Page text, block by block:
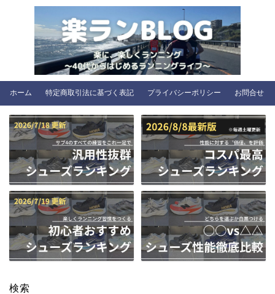
ホーム 特定商取引法に基づく表記 プライバシーポリシー お問合せ
検索